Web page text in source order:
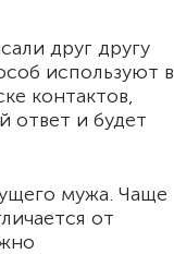
друг другу
используют в
контактов,
ответ и будет
мужа. Чаще
от